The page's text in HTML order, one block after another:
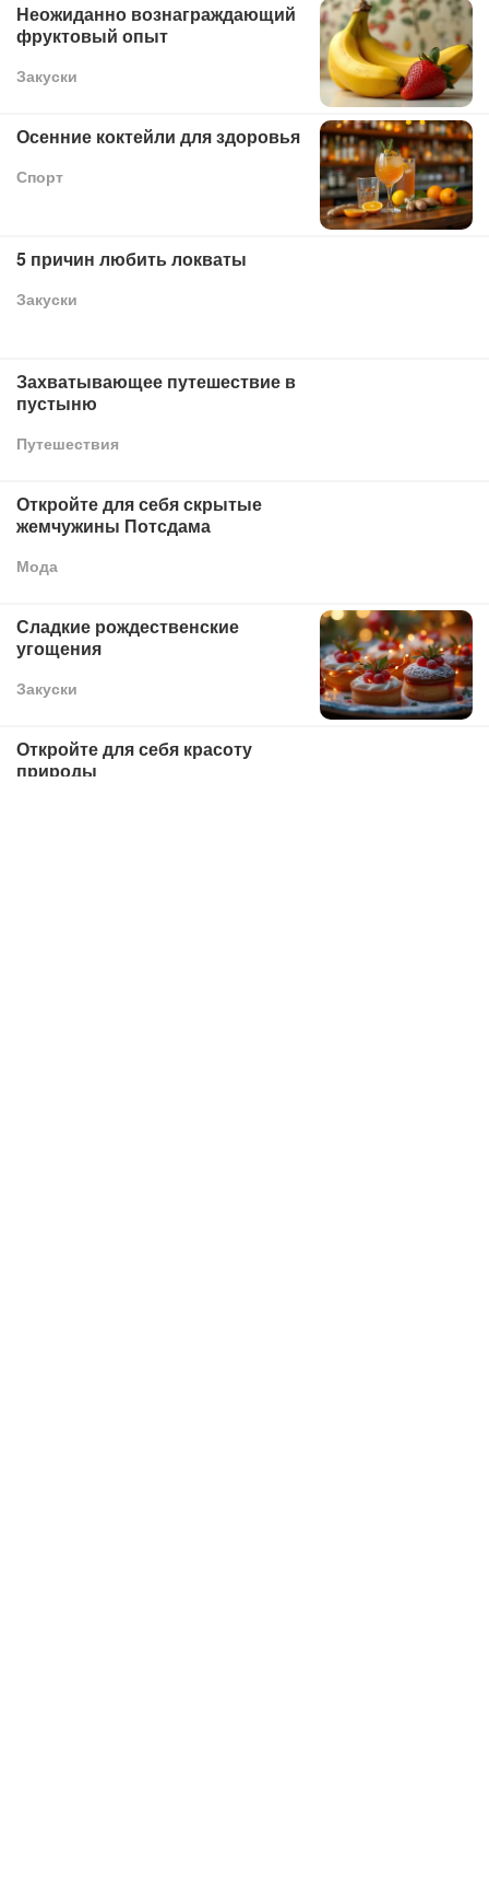
Неожиданно вознаграждающий
фруктовый опыт
Закуски
Осенние коктейли для здоровья
Спорт
5 причин любить локваты
Закуски
Захватывающее путешествие в
пустыню
Путешествия
Откройте для себя скрытые
жемчужины Потсдама
Мода
Сладкие рождественские
угощения
Закуски
Откройте для себя красоту
природы